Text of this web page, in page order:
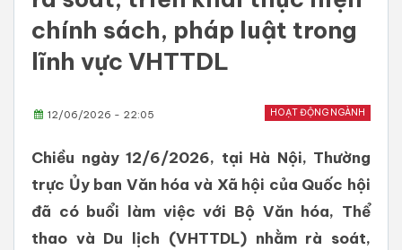
chính sách, pháp luật trong
lĩnh vực VHTTDL
HOẠT ĐỘNG NGÀNH
12/06/2026 - 22:05
Chiều ngày 12/6/2026, tại Hà Nội, Thường
trực Ủy ban Văn hóa và Xã hội của Quốc hội
đã có buổi làm việc với Bộ Văn hóa, Thể
thao và Du lịch (VHTTDL) nhằm rà soát,